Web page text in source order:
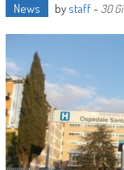
News by staff- 30